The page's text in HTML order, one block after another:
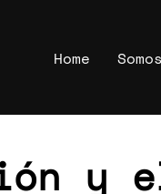
Home Somos
y